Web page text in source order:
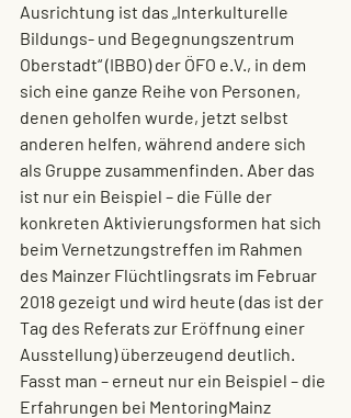
Ausrichtung ist das „Interkulturelle
Bildungs- und Begegnungszentrum
Oberstadt“ (IBBO) der ÖFO e.V., in dem
sich eine ganze Reihe von Personen,
denen geholfen wurde, jetzt selbst
anderen helfen, während andere sich
als Gruppe zusammenfinden. Aber das
ist nur ein Beispiel – die Fülle der
konkreten Aktivierungsformen hat sich
beim Vernetzungstreffen im Rahmen
des Mainzer Flüchtlingsrats im Februar
2018 gezeigt und wird heute (das ist der
Tag des Referats zur Eröffnung einer
Ausstellung) überzeugend deutlich.
Fasst man – erneut nur ein Beispiel – die
Erfahrungen bei MentoringMainz